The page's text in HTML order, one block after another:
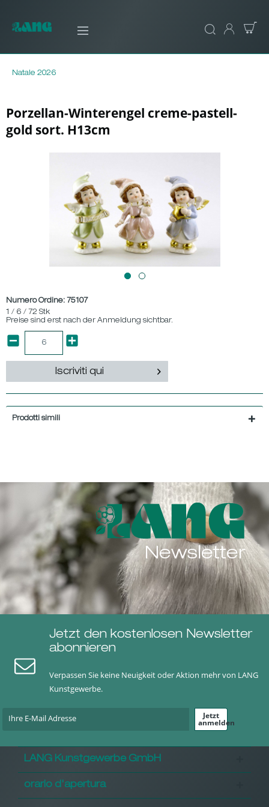
Natale 2026
Porzellan-Winterengel creme-pastell-
gold sort. H13cm
Numero Ordine: 75107
1 / 6 / 72 Stk
Preise sind erst nach der Anmeldung sichtbar.
Iscriviti qui
Prodotti simili
Newsletter
Jetzt den kostenlosen Newsletter
abonnieren
Verpassen Sie keine Neuigkeit oder Aktion mehr von LANG
Kunstgewerbe.
Jetzt
anmelden
LANG Kunstgewerbe GmbH
orario d'apertura